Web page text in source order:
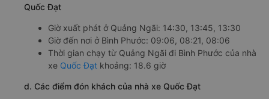
Quốc Đạt
Giờ xuất phát ở Quảng Ngãi: 14:30, 13:45, 13:30
Giờ đến nơi ở Bình Phước: 09:06, 08:21, 08:06
Thời gian chạy từ Quảng Ngãi đi Bình Phước của nhà
xe Quốc Đạt khoảng: 18.6 giờ
d. Các điểm đón khách của nhà xe Quốc Đạt